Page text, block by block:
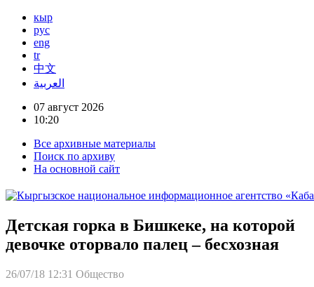
кыр
рус
eng
tr
中文
العربية
07 август 2026
10:20
Все архивные материалы
Поиск по архиву
На основной сайт
Детская горка в Бишкеке, на которой
девочке оторвало палец – бесхозная
26/07/18 12:31 Общество